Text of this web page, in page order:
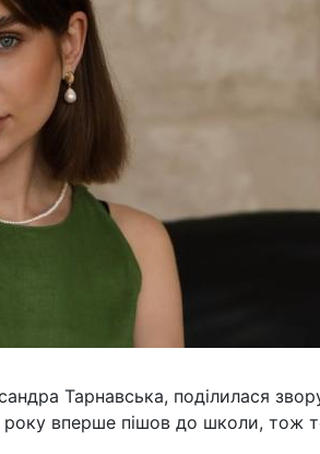
Тарнавська, поділилася
вперше пішов до школи, тож